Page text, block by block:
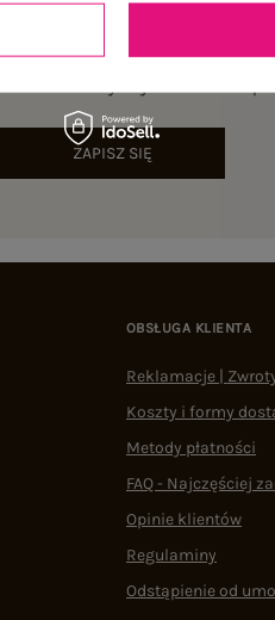
ZAPISZ SIĘ
OBSŁUGA KLIENTA
Reklamacje |
Koszty i formy
Metody płatności
FAQ - Najczęściej
Opinie klientów
Regulaminy
Odstąpienie od